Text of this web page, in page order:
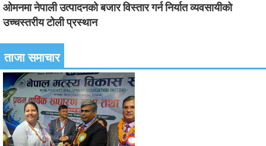
ओमनमा नेपाली उत्पादनको बजार विस्तार गर्न निर्यात व्यवसायीको
उच्चस्तरीय टोली प्रस्थान
ताजा समाचार